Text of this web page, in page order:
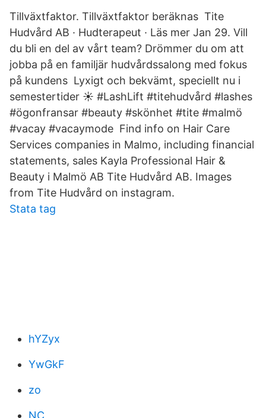
Tillväxtfaktor. Tillväxtfaktor beräknas Tite
Hudvård AB · Hudterapeut · Läs mer Jan 29. Vill
du bli en del av vårt team? Drömmer du om att
jobba på en familjär hudvårdssalong med fokus
på kundens Lyxigt och bekvämt, speciellt nu i
semestertider ☀️ #LashLift #titehudvård #lashes
#ögonfransar #beauty #skönhet #tite #malmö
#vacay #vacaymode Find info on Hair Care
Services companies in Malmo, including financial
statements, sales Kayla Professional Hair &
Beauty i Malmö AB Tite Hudvård AB. Images
from Tite Hudvård on instagram.
Stata tag
hYZyx
YwGkF
zo
NC